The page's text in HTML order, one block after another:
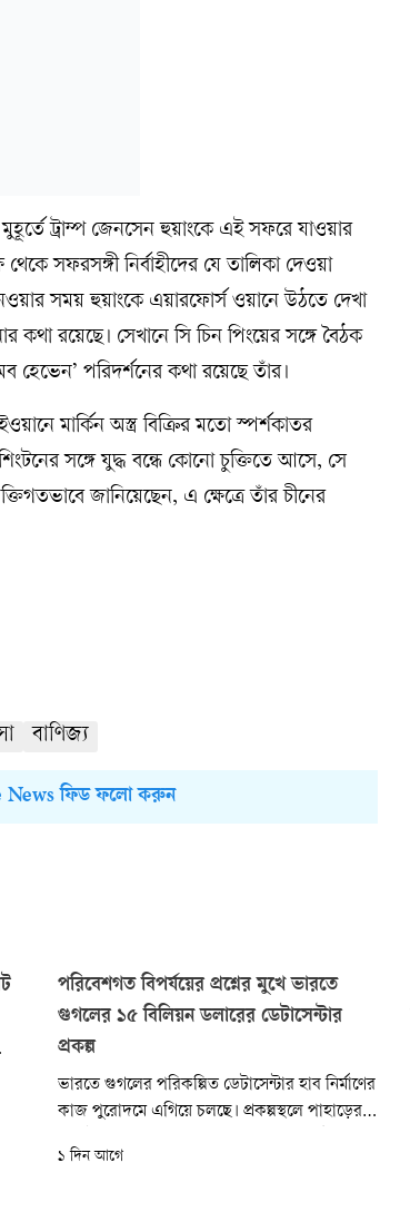
মুহূর্তে ট্রাম্প জেনসেন হুয়াংকে এই সফরে যাওয়ার
সফরসঙ্গী নির্বাহীদের যে তালিকা দেওয়া
সময় হুয়াংকে এয়ারফোর্স ওয়ানে উঠতে দেখা
কথা রয়েছে। সেখানে সি চিন পিংয়ের সঙ্গে বৈঠক
পরিদর্শনের কথা রয়েছে তাঁর।
মার্কিন অস্ত্র বিক্রির মতো স্পর্শকাতর
সঙ্গে যুদ্ধ বন্ধে কোনো চুক্তিতে আসে, সে
জানিয়েছেন, এ ক্ষেত্রে তাঁর চীনের
বাণিজ্য
News ফিড ফলো করুন
পরিবেশগত বিপর্যয়ের প্রশ্নের মুখে ভারতে
গুগলের ১৫ বিলিয়ন ডলারের ডেটাসেন্টার
প্রকল্প
ভারতে গুগলের পরিকল্পিত ডেটাসেন্টার হাব নির্মাণের
কাজ পুরোদমে এগিয়ে চলছে। প্রকল্পস্থলে পাহাড়ের
করা হয়েছে এবং সেটিকে ধাপে ধাপে টেরেসের মতো
১ দিন আগে